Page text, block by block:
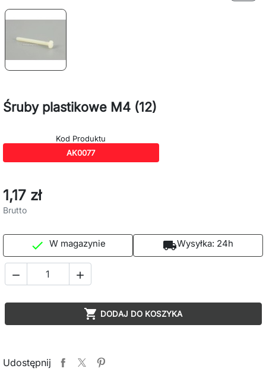
Śruby plastikowe M4 (12)
Kod Produktu
AK0077
1,17 zł
Brutto
 W magazynie local_shippingWysyłka: 24h
 
 DODAJ DO KOSZYKA
Udostępnij